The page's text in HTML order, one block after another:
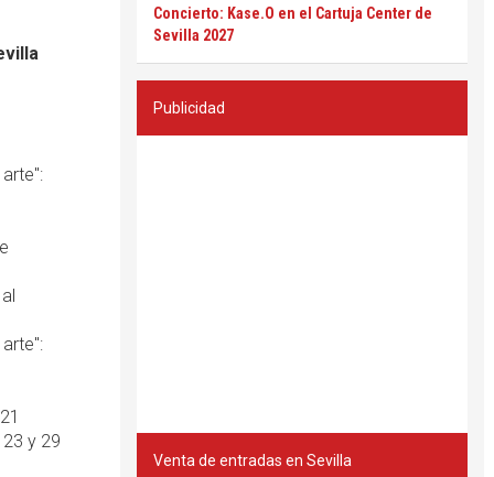
y 29
Concierto: Kase.O en el Cartuja Center de
Sevilla 2027
Publicidad
Venta de entradas en Sevilla